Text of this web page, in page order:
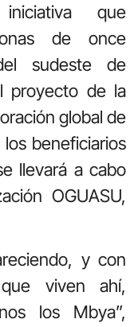
que
de once
sudeste de
proyecto de la
global de
beneficiarios
llevará a cabo
OGUASU,
y con
viven ahí,
los Mbya”,